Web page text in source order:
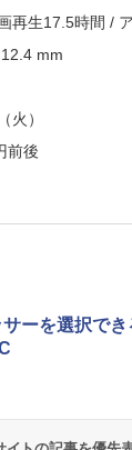
再生17.5時間 /
mm
火）
前後
ーを選択で